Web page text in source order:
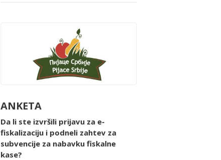
ANKETA
Da li ste izvršili prijavu za e-
fiskalizaciju i podneli zahtev za
subvencije za nabavku fiskalne
kase?